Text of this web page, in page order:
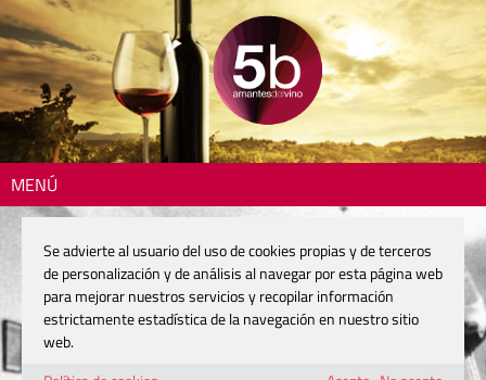
MENÚ
Se advierte al usuario del uso de cookies propias y de terceros
de personalización y de análisis al navegar por esta página web
para mejorar nuestros servicios y recopilar información
estrictamente estadística de la navegación en nuestro sitio
web.